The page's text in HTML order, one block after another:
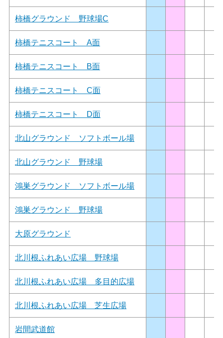
柿橋グラウンド 野球場C
柿橋テニスコート A面
柿橋テニスコート B面
柿橋テニスコート C面
柿橋テニスコート D面
北山グラウンド ソフトボール場
北山グラウンド 野球場
鴻巣グラウンド ソフトボール場
鴻巣グラウンド 野球場
大原グラウンド
北川根ふれあい広場 野球場
北川根ふれあい広場 多目的広場
北川根ふれあい広場 芝生広場
岩間武道館